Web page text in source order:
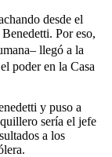
desde el
Por eso,
llegó a la
poder en la Casa
y puso a
sería el jefe
a los